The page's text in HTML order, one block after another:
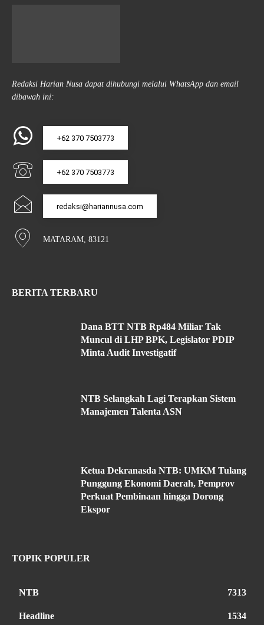
Redaksi Harian Nusa dapat dihubungi melalui WhatsApp dan email
dibawah ini:
+62 370 7503773
+62 370 7503773
redaksi@hariannusa.com
MATARAM, 83121
BERITA TERBARU
Dana BTT NTB Rp484 Miliar Tak
Muncul di LHP BPK, Legislator PDIP
Minta Audit Investigatif
NTB Selangkah Lagi Terapkan Sistem
Manajemen Talenta ASN
Ketua Dekranasda NTB: UMKM Tulang
Punggung Ekonomi Daerah, Pemprov
Perkuat Pembinaan hingga Dorong
Ekspor
TOPIK POPULER
NTB 7313
Headline 1534